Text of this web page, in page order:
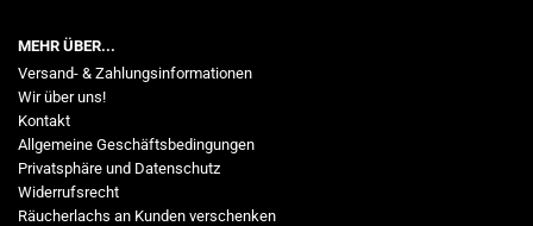
MEHR ÜBER...
Versand- & Zahlungsinformationen
Wir über uns!
Kontakt
Allgemeine Geschäftsbedingungen
Privatsphäre und Datenschutz
Widerrufsrecht
Räucherlachs an Kunden verschenken